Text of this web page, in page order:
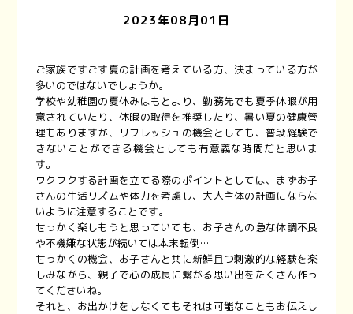
2023年08月01日
ご家族ですごす夏の計画を考えている方、決まっている方が
多いのではないでしょうか。
学校や幼稚園の夏休みはもとより、勤務先でも夏季休暇が用
意されていたり、休暇の取得を推奨したり、暑い夏の健康管
理もありますが、リフレッシュの機会としても、普段経験で
きないことができる機会としても有意義な時間だと思いま
す。
ワクワクする計画を立てる際のポイントとしては、まずお子
さんの生活リズムや体力を考慮し、大人主体の計画にならな
いように注意することです。
せっかく楽しもうと思っていても、お子さんの急な体調不良
や不機嫌な状態が続いては本末転倒…
せっかくの機会、お子さんと共に新鮮且つ刺激的な経験を楽
しみながら、親子で心の成長に繋がる思い出をたくさん作っ
てくださいね。
それと、お出かけをしなくてもそれは可能なこともお伝えし